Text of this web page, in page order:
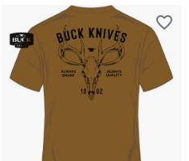
favorite_border